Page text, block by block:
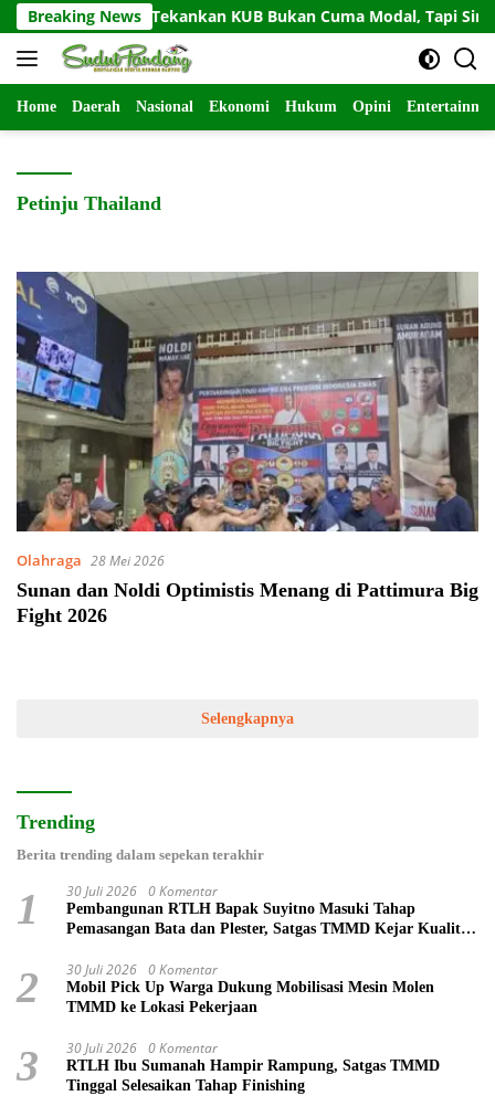
Langsung
ke
konten
Breaking News
Asbanda Tekankan KUB Bukan Cuma Modal, Tapi Sinergi IT
Home Daerah Nasional Ekonomi Hukum Opini
Petinju Thailand
Olahraga 28 Mei 2026
Sunan dan Noldi Optimistis Menang di Pattimura Big
Fight 2026
Selengkapnya
Trending
Berita trending dalam sepekan terakhir
1 30 Juli 2026 0 Komentar
Pembangunan RTLH Bapak Suyitno Masuki Tahap
Pemasangan Bata dan Plester, Satgas TMMD Kejar Kualitas
2 30 Juli 2026 0 Komentar
Mobil Pick Up Warga Dukung Mobilisasi Mesin Molen
TMMD ke Lokasi Pekerjaan
3 30 Juli 2026 0 Komentar
RTLH Ibu Sumanah Hampir Rampung, Satgas TMMD
Tinggal Selesaikan Tahap Finishing